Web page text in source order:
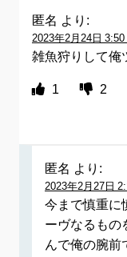
匿名 より:
2023年2月24日 3:50
雑魚狩りして俺
1 2
匿名 より:
2023年2月27日
今まで慎重に
ーヴなるもの
んで俺の腕前